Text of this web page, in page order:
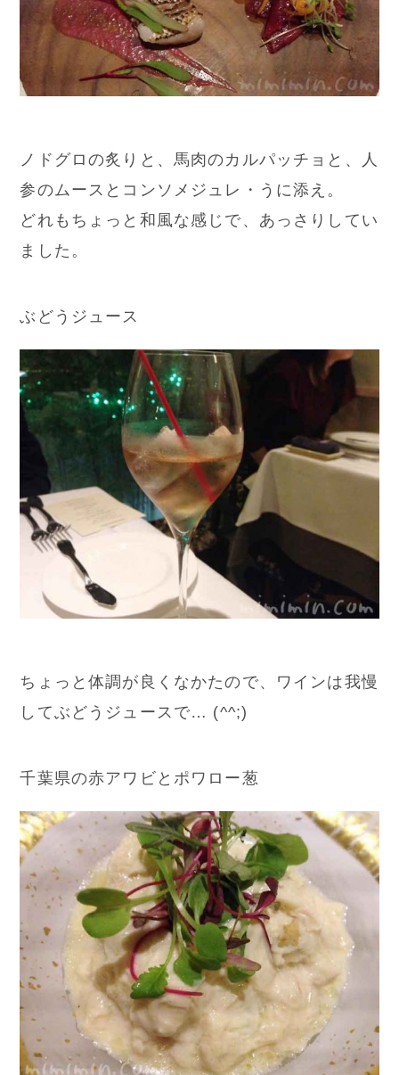
ノドグロの炙りと、馬肉のカルパッチョと、人
参のムースとコンソメジュレ・うに添え。
どれもちょっと和風な感じで、あっさりしてい
ました。
ぶどうジュース
ちょっと体調が良くなかたので、ワインは我慢
してぶどうジュースで… (^^;)
千葉県の赤アワビとポワロー葱